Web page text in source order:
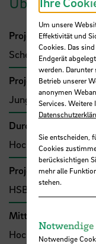
Projektleitung
Schellenberger,
Projektbeteiligte
Jung, Thomas,
Durchführende
Hochschule
Projekttyp
HSB-intern
Mittel- bzw.
Hochschule
Um unsere
Effektivität und
Cookies. Das
Endgerät
werden. Darunter
Betrieb unserer
anonymen
Services.
Sie entscheiden,
Cookies
berücksichtigen
mehr alle
stehen.
Notwendige
Notwendige